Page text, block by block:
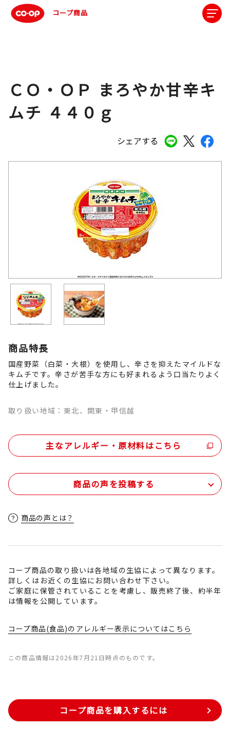
コープ商品
シェアする
ＣＯ・ＯＰ まろやか甘辛キ
ムチ ４４０ｇ
商品特長
国産野菜（白菜・大根）を使用し、辛さを抑えたマイルドな
キムチです。辛さが苦手な方にも好まれるよう口当たりよく
仕上げました。
取り扱い地域：東北、関東・甲信越
主なアレルギー・原材料はこちら
商品の声を投稿する
商品の声とは？
コープ商品の取り扱いは各地域の生協によって異なります。
詳しくはお近くの生協にお問い合わせ下さい。
ご家庭に保管されていることを考慮し、販売終了後、約半年
は情報を公開しています。
コープ商品(食品)のアレルギー表示についてはこちら
この商品情報は2026年7月21日時点のものです。
コープ商品を購入するには